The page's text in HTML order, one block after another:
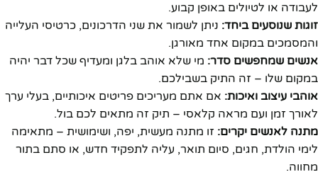
לעבודה או לטיולים באופן קבוע.
זוגות שנוסעים ביחד: ניתן לשמור את שני הדרכונים, כרטיסי העלייה
והמסמכים במקום אחד מאורגן.
אנשים שמחפשים סדר: מי שלא אוהב בלגן ומעדיף שכל דבר יהיה
במקום שלו – זה התיק בשבילכם.
אוהבי עיצוב ואיכות: אם אתם מעריכים פריטים איכותיים, בעלי ערך
לאורך זמן ועם מראה קלאסי – תיק זה מתאים לכם בול.
מתנה לאנשים יקרים: זו מתנה מעשית, יפה, ושימושית – מתאימה
לימי הולדת, חגים, סיום תואר, עליה לתפקיד חדש, או סתם בתור
מחווה.